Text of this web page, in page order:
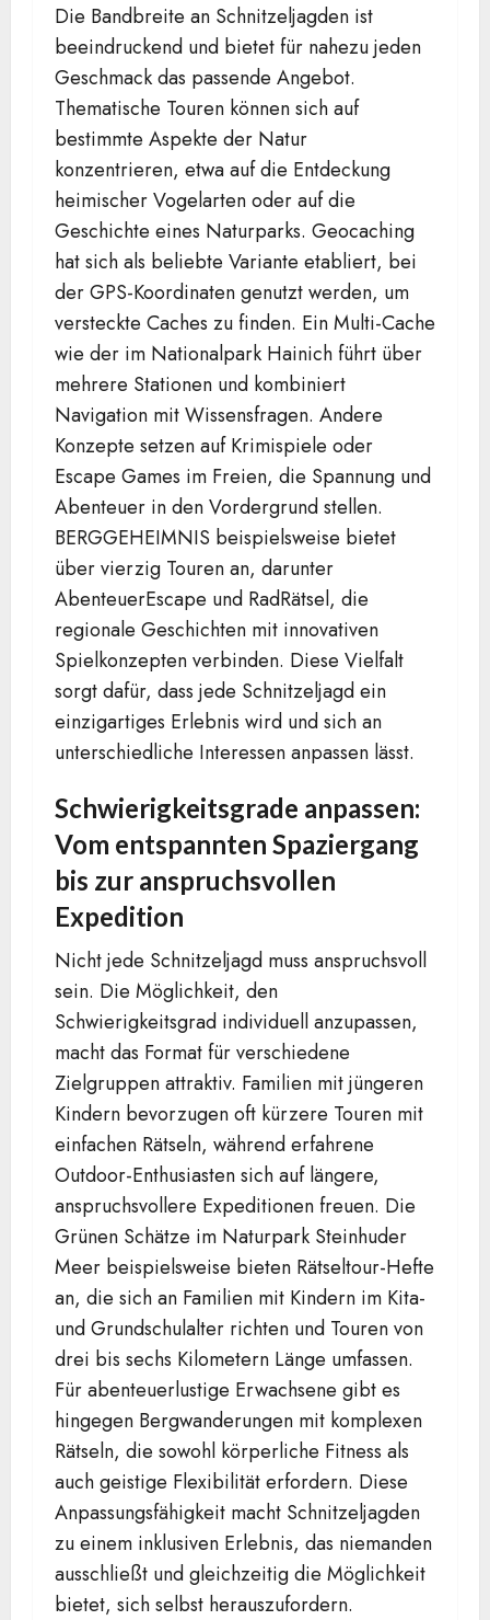
Die Bandbreite an Schnitzeljagden ist
beeindruckend und bietet für nahezu jeden
Geschmack das passende Angebot.
Thematische Touren können sich auf
bestimmte Aspekte der Natur
konzentrieren, etwa auf die Entdeckung
heimischer Vogelarten oder auf die
Geschichte eines Naturparks. Geocaching
hat sich als beliebte Variante etabliert, bei
der GPS-Koordinaten genutzt werden, um
versteckte Caches zu finden. Ein Multi-Cache
wie der im Nationalpark Hainich führt über
mehrere Stationen und kombiniert
Navigation mit Wissensfragen. Andere
Konzepte setzen auf Krimispiele oder
Escape Games im Freien, die Spannung und
Abenteuer in den Vordergrund stellen.
BERGGEHEIMNIS beispielsweise bietet
über vierzig Touren an, darunter
AbenteuerEscape und RadRätsel, die
regionale Geschichten mit innovativen
Spielkonzepten verbinden. Diese Vielfalt
sorgt dafür, dass jede Schnitzeljagd ein
einzigartiges Erlebnis wird und sich an
unterschiedliche Interessen anpassen lässt.
Schwierigkeitsgrade anpassen:
Vom entspannten Spaziergang
bis zur anspruchsvollen
Expedition
Nicht jede Schnitzeljagd muss anspruchsvoll
sein. Die Möglichkeit, den
Schwierigkeitsgrad individuell anzupassen,
macht das Format für verschiedene
Zielgruppen attraktiv. Familien mit jüngeren
Kindern bevorzugen oft kürzere Touren mit
einfachen Rätseln, während erfahrene
Outdoor-Enthusiasten sich auf längere,
anspruchsvollere Expeditionen freuen. Die
Grünen Schätze im Naturpark Steinhuder
Meer beispielsweise bieten Rätseltour-Hefte
an, die sich an Familien mit Kindern im Kita-
und Grundschulalter richten und Touren von
drei bis sechs Kilometern Länge umfassen.
Für abenteuerlustige Erwachsene gibt es
hingegen Bergwanderungen mit komplexen
Rätseln, die sowohl körperliche Fitness als
auch geistige Flexibilität erfordern. Diese
Anpassungsfähigkeit macht Schnitzeljagden
zu einem inklusiven Erlebnis, das niemanden
ausschließt und gleichzeitig die Möglichkeit
bietet, sich selbst herauszufordern.